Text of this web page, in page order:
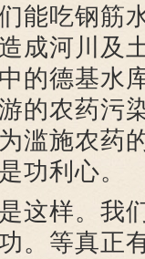
能吃钢筋
成河川及
的德基水
的农药污
滥施农药
功利心。
样。我
。等真正